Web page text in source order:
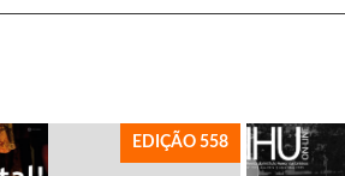
EDIÇÃO 558